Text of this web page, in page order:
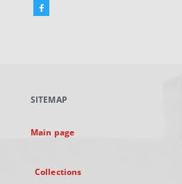
Facebook
new
SITEMAP
Main page
Collections